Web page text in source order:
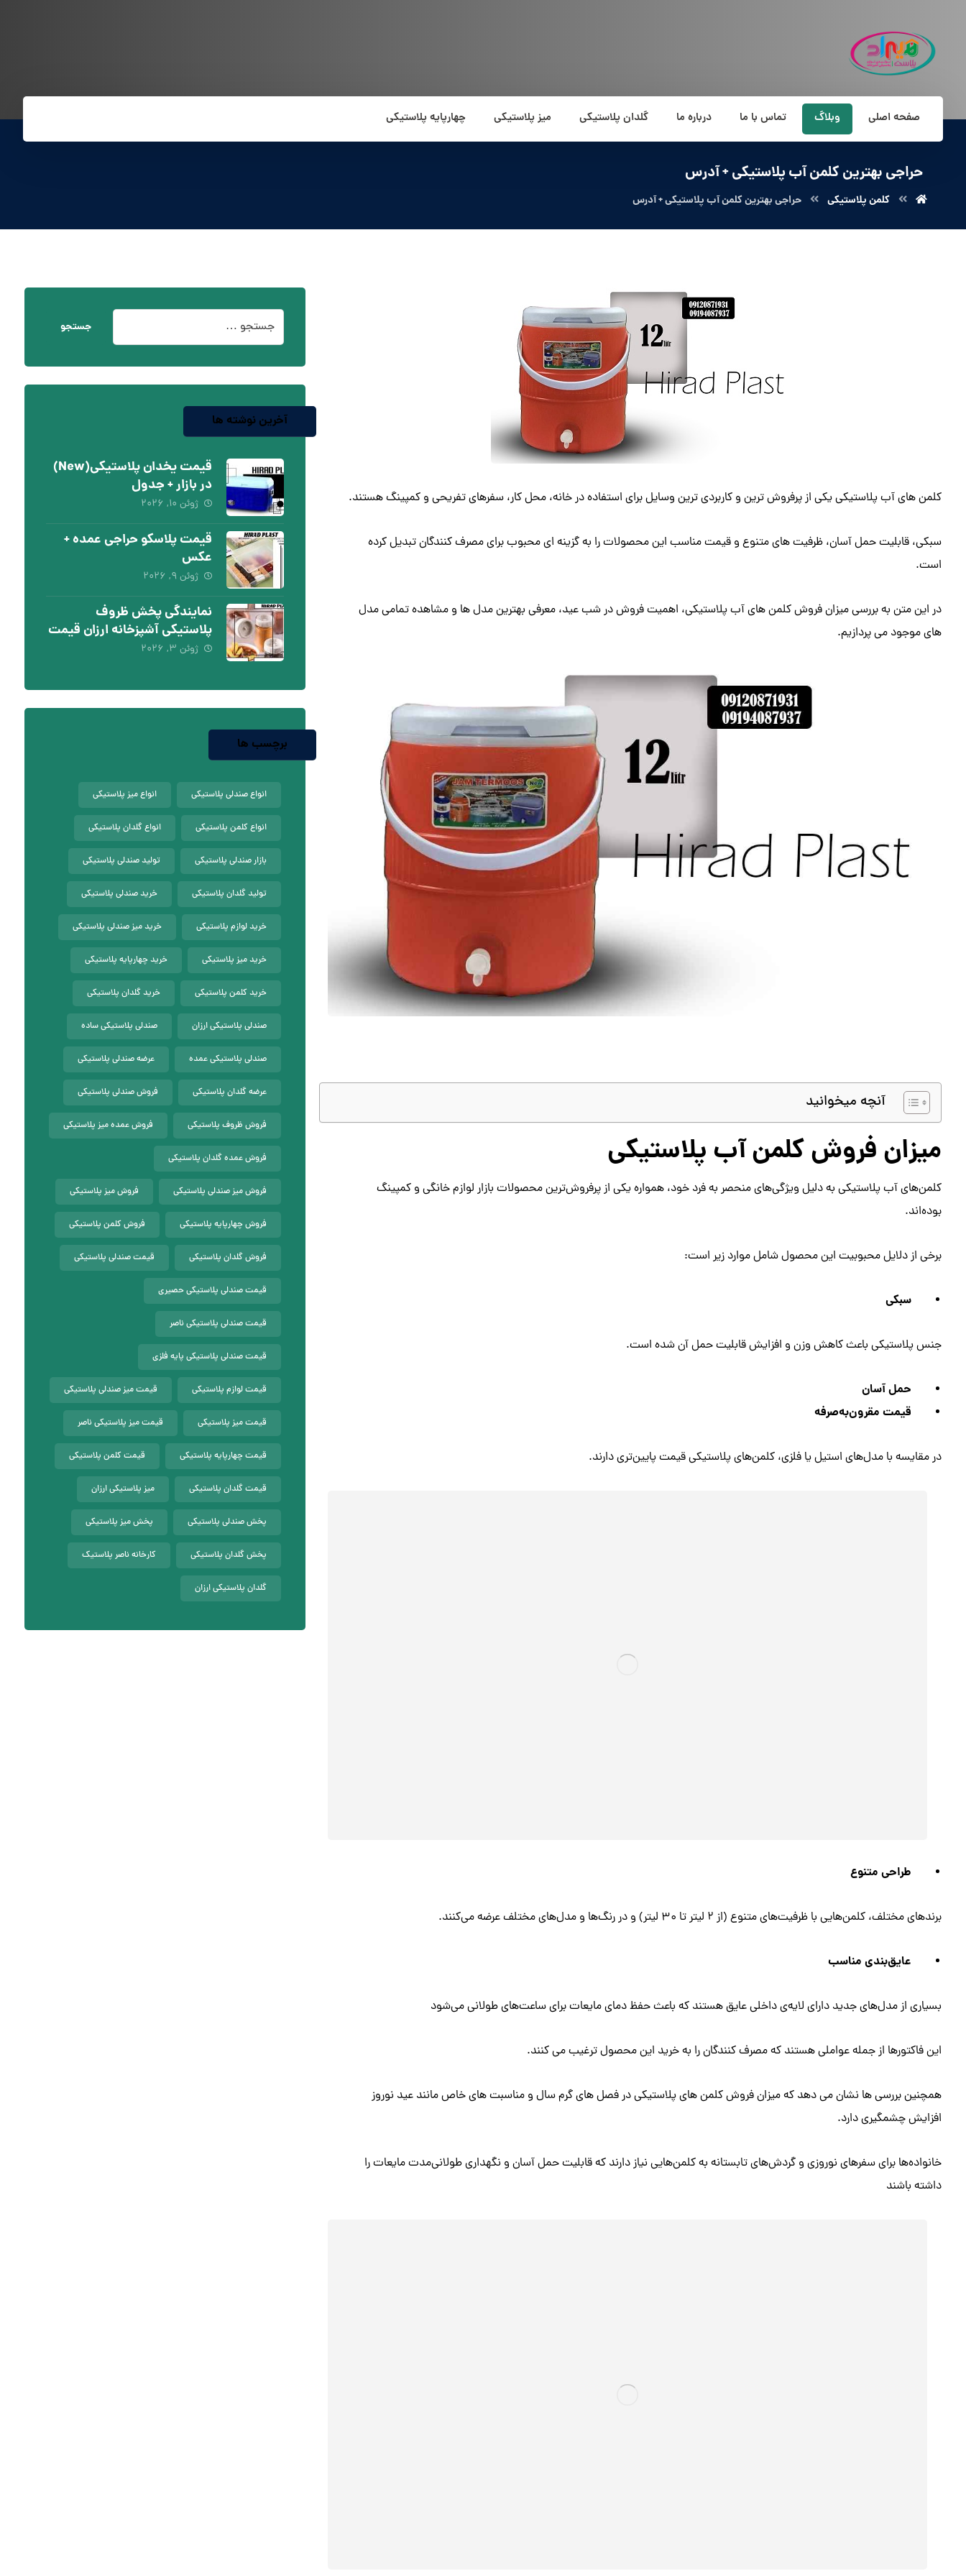
صفحه اصلی وبلاگ تماس با ما درباره ما گلدان پلاستیکی میز پلاستیکی چهارپایه پلاستیکی
حراجی بهترین کلمن آب پلاستیکی + آدرس
کلمن پلاستیکی حراجی بهترین کلمن آب پلاستیکی + آدرس
کلمن های آب پلاستیکی یکی از پرفروش ترین و کاربردی ترین وسایل برای استفاده در خانه، محل کار، سفرهای تفریحی و کمپینگ هستند.
سبکی، قابلیت حمل آسان، ظرفیت های متنوع و قیمت مناسب این محصولات را به گزینه ای محبوب برای مصرف کنندگان تبدیل کرده
است.
در این متن به بررسی میزان فروش کلمن های آب پلاستیکی، اهمیت فروش در شب عید، معرفی بهترین مدل ها و مشاهده تمامی مدل
های موجود می پردازیم.
آنچه میخوانید
میزان فروش کلمن آب پلاستیکی
کلمن‌های آب پلاستیکی به دلیل ویژگی‌های منحصر به فرد خود، همواره یکی از پرفروش‌ترین محصولات بازار لوازم خانگی و کمپینگ
بوده‌اند.
برخی از دلایل محبوبیت این محصول شامل موارد زیر است:
سبکی
جنس پلاستیکی باعث کاهش وزن و افزایش قابلیت حمل آن شده است.
حمل آسان
قیمت مقرون‌به‌صرفه
در مقایسه با مدل‌های استیل یا فلزی، کلمن‌های پلاستیکی قیمت پایین‌تری دارند.
طراحی متنوع
برندهای مختلف، کلمن‌هایی با ظرفیت‌های متنوع (از ۲ لیتر تا ۳۰ لیتر) و در رنگ‌ها و مدل‌های مختلف عرضه می‌کنند.
عایق‌بندی مناسب
بسیاری از مدل‌های جدید دارای لایه‌ی داخلی عایق هستند که باعث حفظ دمای مایعات برای ساعت‌های طولانی می‌شود
این فاکتورها از جمله عواملی هستند که مصرف کنندگان را به خرید این محصول ترغیب می کنند.
همچنین بررسی ها نشان می دهد که میزان فروش کلمن های پلاستیکی در فصل های گرم سال و مناسبت های خاص مانند عید نوروز
افزایش چشمگیری دارد.
خانواده‌ها برای سفرهای نوروزی و گردش‌های تابستانه به کلمن‌هایی نیاز دارند که قابلیت حمل آسان و نگهداری طولانی‌مدت مایعات را
داشته باشند
جستجو
آخرین نوشته ها
قیمت یخدان پلاستیکی(New)
در بازار + جدول
ژوئن ۱۰, ۲۰۲۶
قیمت پلاسکو حراجی عمده +
عکس
ژوئن ۹, ۲۰۲۶
نمایندگی پخش ظروف
پلاستیکی آشپزخانه ارزان قیمت
ژوئن ۳, ۲۰۲۶
برچسب ها
انواع صندلی پلاستیکی انواع میز پلاستیکی
انواع کلمن پلاستیکی انواع گلدان پلاستیکی
بازار صندلی پلاستیکی تولید صندلی پلاستیکی
تولید گلدان پلاستیکی خرید صندلی پلاستیکی
خرید لوازم پلاستیکی خرید میز صندلی پلاستیکی
خرید میز پلاستیکی خرید چهارپایه پلاستیکی
خرید کلمن پلاستیکی خرید گلدان پلاستیکی
صندلی پلاستیکی ارزان صندلی پلاستیکی ساده
صندلی پلاستیکی عمده عرضه صندلی پلاستیکی
عرضه گلدان پلاستیکی فروش صندلی پلاستیکی
فروش ظروف پلاستیکی فروش عمده میز پلاستیکی
فروش عمده گلدان پلاستیکی
فروش میز صندلی پلاستیکی فروش میز پلاستیکی
فروش چهارپایه پلاستیکی فروش کلمن پلاستیکی
فروش گلدان پلاستیکی قیمت صندلی پلاستیکی
قیمت صندلی پلاستیکی حصیری
قیمت صندلی پلاستیکی ناصر
قیمت صندلی پلاستیکی پایه فلزی
قیمت لوازم پلاستیکی قیمت میز صندلی پلاستیکی
قیمت میز پلاستیکی قیمت میز پلاستیکی ناصر
قیمت چهارپایه پلاستیکی قیمت کلمن پلاستیکی
قیمت گلدان پلاستیکی میز پلاستیکی ارزان
پخش صندلی پلاستیکی پخش میز پلاستیکی
پخش گلدان پلاستیکی کارخانه ناصر پلاستیک
گلدان پلاستیکی ارزان